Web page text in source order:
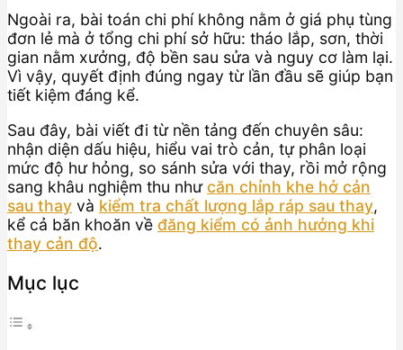
Ngoài ra, bài toán chi phí không nằm ở giá phụ tùng
đơn lẻ mà ở tổng chi phí sở hữu: tháo lắp, sơn, thời
gian nằm xưởng, độ bền sau sửa và nguy cơ làm lại.
Vì vậy, quyết định đúng ngay từ lần đầu sẽ giúp bạn
tiết kiệm đáng kể.
Sau đây, bài viết đi từ nền tảng đến chuyên sâu:
nhận diện dấu hiệu, hiểu vai trò cản, tự phân loại
mức độ hư hỏng, so sánh sửa với thay, rồi mở rộng
sang khâu nghiệm thu nhưcăn chỉnh khe hở cản
sau thay và kiểm tra chất lượng lắp ráp sau thay,
kể cả băn khoăn về đăng kiểm có ảnh hưởng khi
thay cản độ.
Mục lục